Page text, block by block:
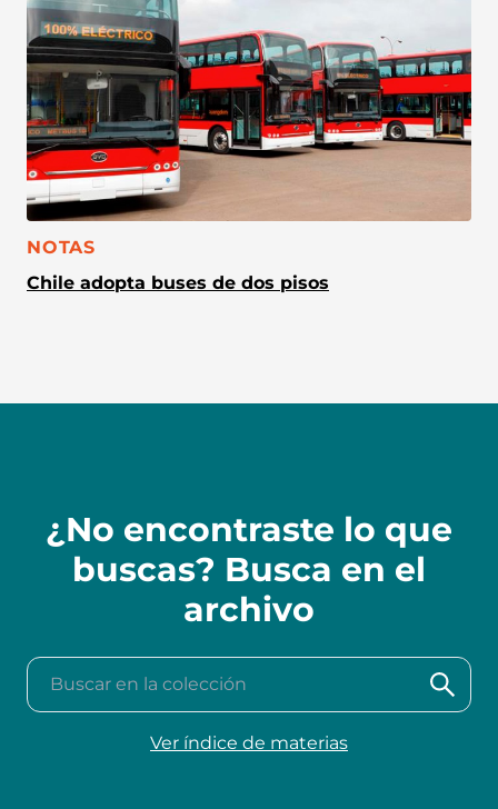
CATEGORÍA:
NOTAS
Chile adopta buses de dos pisos
¿No encontraste lo que
buscas? Busca en el
archivo
Buscar en la colección
Ver índice de materias